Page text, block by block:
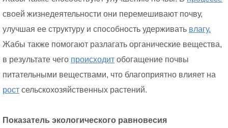
своей жизнедеятельности они перемешивают почву,
улучшая ее структуру и способность удерживать влагу.
Жабы также помогают разлагать органические вещества,
в результате чего происходит обогащение почвы
питательными веществами, что благоприятно влияет на
рост сельскохозяйственных растений.
Показатель экологического равновесия